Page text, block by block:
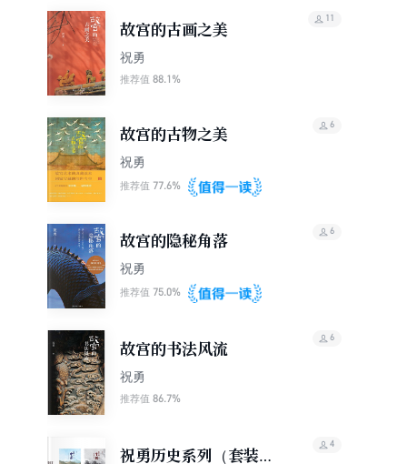
故宫的古画之美
祝勇
推荐值 88.1%
11
故宫的古物之美
祝勇
推荐值 77.6%
6
故宫的隐秘角落
祝勇
推荐值 75.0%
6
故宫的书法风流
祝勇
推荐值 86.7%
6
祝勇历史系列（套装共3
4